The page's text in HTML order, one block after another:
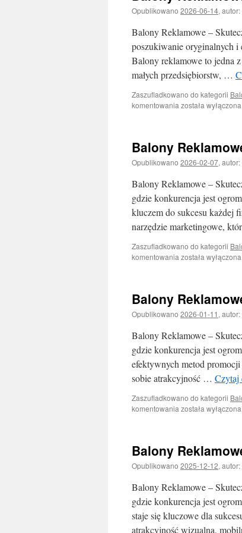
Opublikowano 2026-06-14, autor:
Balony Reklamowe –
poszukiwanie oryginalnych i
Balony reklamowe to jedna
małych przedsiębiorstw, …
Zaszufladkowano do kategorii
komentowania Balony
Forma
Promocji
Twojej
została wyłączona
Balony
Opublikowano 2026-02-07, autor:
Balony Reklamowe –
gdzie konkurencja jest
kluczem do sukcesu każdej
narzędzie marketingowe,
Zaszufladkowano do kategorii
komentowania Balony
Forma
Promocji
Twojej
została wyłączona
Balony
Opublikowano 2026-01-11 , autor:
Balony Reklamowe –
gdzie konkurencja jest
efektywnych metod
sobie atrakcyjność … Czytaj
Zaszufladkowano do kategorii
komentowania Balony
i
Kreatywna
Forma
została wyłączona
Balony
Opublikowano 2025-12-12, autor:
Balony Reklamowe –
gdzie konkurencja jest
staje się kluczowe dla
atrakcyjność wizualną,